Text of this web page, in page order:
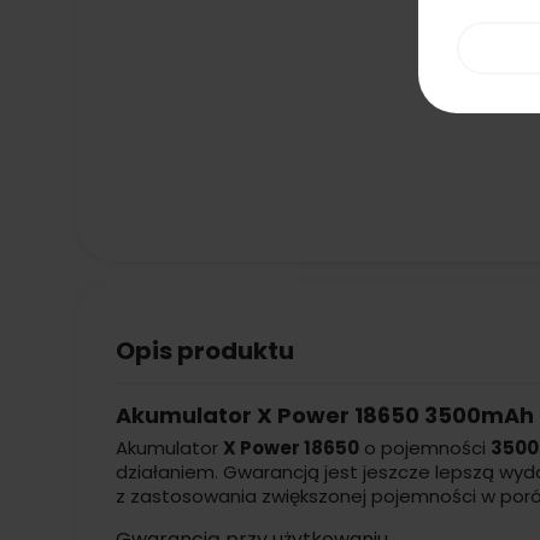
Opis produktu
Akumulator X Power 18650
Akumulator X Power 18650 o pojemności
działaniem. Gwarancją jest jeszcze lepszą
z zastosowania zwiększonej pojemności w